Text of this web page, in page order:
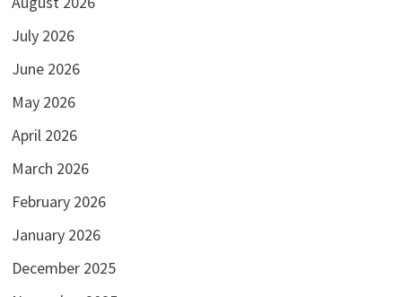
August 2026
July 2026
June 2026
May 2026
April 2026
March 2026
February 2026
January 2026
December 2025